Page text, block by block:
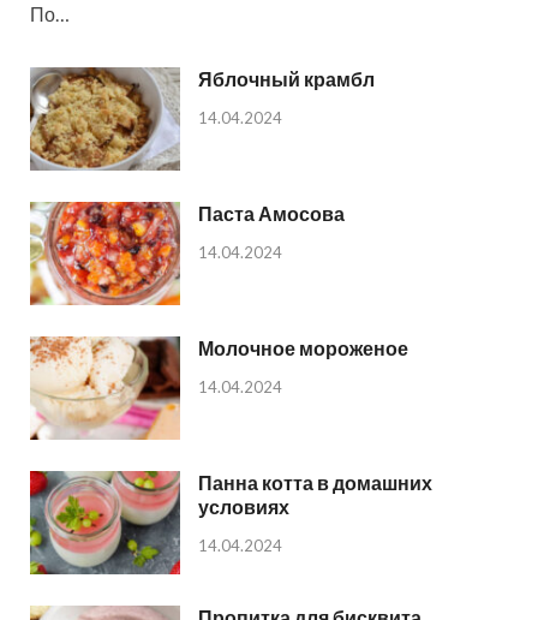
По…
Яблочный крамбл
14.04.2024
Паста Амосова
14.04.2024
Молочное мороженое
14.04.2024
Панна котта в домашних
условиях
14.04.2024